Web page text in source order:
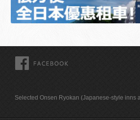
Selected Onsen Ryokan (Japanese-style inns